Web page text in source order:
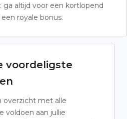
ga altijd voor een kortlopend
royale bonus.
voordeligste
overzicht met alle
voldoen aan jullie